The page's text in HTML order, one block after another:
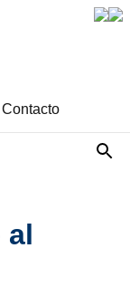
Contacto
al